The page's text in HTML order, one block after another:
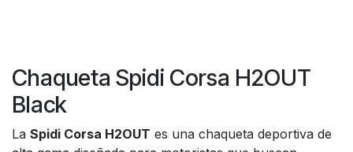
Chaqueta Spidi Corsa H2OUT
Black
La Spidi Corsa H2OUT es una chaqueta deportiva de